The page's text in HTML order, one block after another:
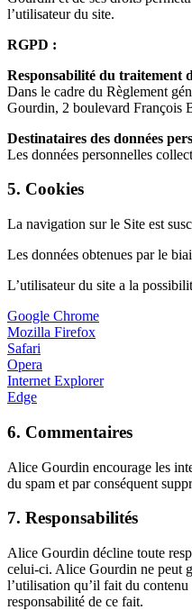
l’utilisateur du site.
RGPD :
Responsabilité du traitement
Dans le cadre du Règlement
Gourdin, 2 boulevard François
Destinataires des données
Les données personnelles
5. Cookies
La navigation sur le Site est
Les données obtenues par le
L’utilisateur du site a la
Google Chrome
Mozilla Firefox
Safari
Opera
Internet Explorer
Edge
6. Commentaires
Alice Gourdin encourage les
du spam et par conséquent
7. Responsabilités
Alice Gourdin décline toute
celui-ci. Alice Gourdin ne peut
l’utilisation qu’il fait du contenu
responsabilité de ce fait.